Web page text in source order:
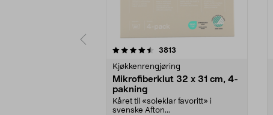
3813
Kjøkkenrengjøring
Mikrofiberklut 32 x 31 cm, 4-
pakning
Kåret til «soleklar favoritt» i
svenske Afton...
4.5av 5 stjerner